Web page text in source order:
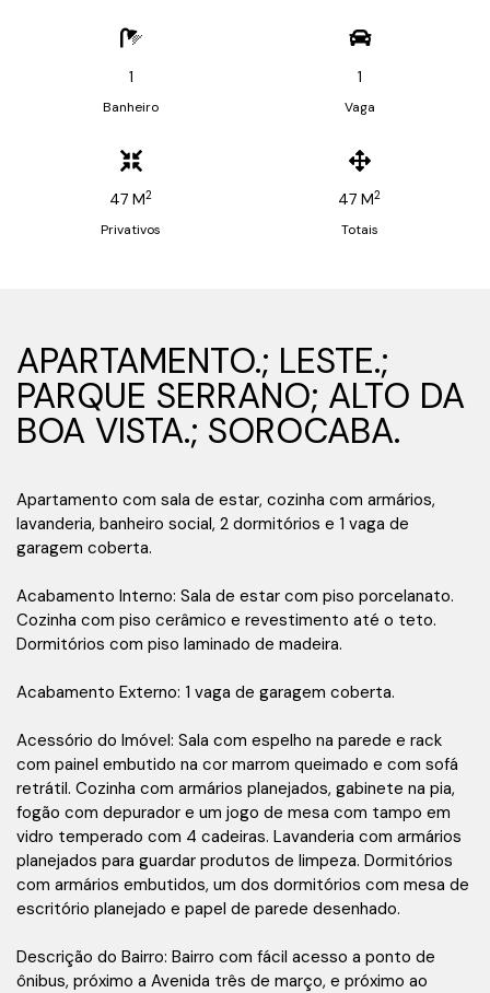
1
Banheiro
1
Vaga
47 M2
Privativos
47 M2
Totais
APARTAMENTO.; LESTE.;
PARQUE SERRANO; ALTO DA
BOA VISTA.; SOROCABA.
Apartamento com sala de estar, cozinha com armários,
lavanderia, banheiro social, 2 dormitórios e 1 vaga de
garagem coberta.
Acabamento Interno: Sala de estar com piso porcelanato.
Cozinha com piso cerâmico e revestimento até o teto.
Dormitórios com piso laminado de madeira.
Acabamento Externo: 1 vaga de garagem coberta.
Acessório do Imóvel: Sala com espelho na parede e rack
com painel embutido na cor marrom queimado e com sofá
retrátil. Cozinha com armários planejados, gabinete na pia,
fogão com depurador e um jogo de mesa com tampo em
vidro temperado com 4 cadeiras. Lavanderia com armários
planejados para guardar produtos de limpeza. Dormitórios
com armários embutidos, um dos dormitórios com mesa de
escritório planejado e papel de parede desenhado.
Descrição do Bairro: Bairro com fácil acesso a ponto de
ônibus, próximo a Avenida três de março, e próximo ao